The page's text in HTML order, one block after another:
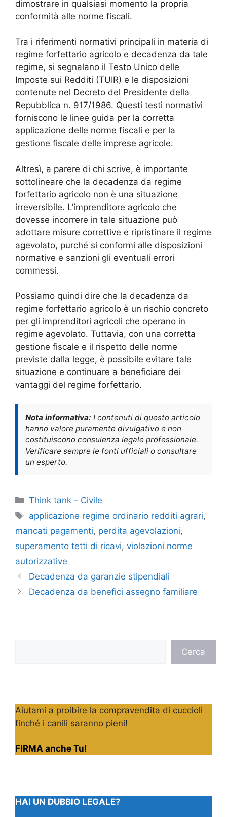
dimostrare in qualsiasi momento la propria
conformità alle norme fiscali.
Tra i riferimenti normativi principali in materia di
regime forfettario agricolo e decadenza da tale
regime, si segnalano il Testo Unico delle
Imposte sui Redditi (TUIR) e le disposizioni
contenute nel Decreto del Presidente della
Repubblica n. 917/1986. Questi testi normativi
forniscono le linee guida per la corretta
applicazione delle norme fiscali e per la
gestione fiscale delle imprese agricole.
Altresì, a parere di chi scrive, è importante
sottolineare che la decadenza da regime
forfettario agricolo non è una situazione
irreversibile. L’imprenditore agricolo che
dovesse incorrere in tale situazione può
adottare misure correttive e ripristinare il regime
agevolato, purché si conformi alle disposizioni
normative e sanzioni gli eventuali errori
commessi.
Possiamo quindi dire che la decadenza da
regime forfettario agricolo è un rischio concreto
per gli imprenditori agricoli che operano in
regime agevolato. Tuttavia, con una corretta
gestione fiscale e il rispetto delle norme
previste dalla legge, è possibile evitare tale
situazione e continuare a beneficiare dei
vantaggi del regime forfettario.
Nota informativa: I contenuti di questo articolo
hanno valore puramente divulgativo e non
costituiscono consulenza legale professionale.
Verificare sempre le fonti ufficiali o consultare
un esperto.
Categorie
Think tank - Civile
Tag
applicazione regime ordinario redditi agrari,
mancati pagamenti, perdita agevolazioni,
superamento tetti di ricavi, violazioni norme
autorizzative
Decadenza da garanzie stipendiali
Decadenza da benefici assegno familiare
Cerca
Aiutami a proibire la compravendita di cuccioli
finché i canili saranno pieni!
FIRMA anche Tu!
HAI UN DUBBIO LEGALE?